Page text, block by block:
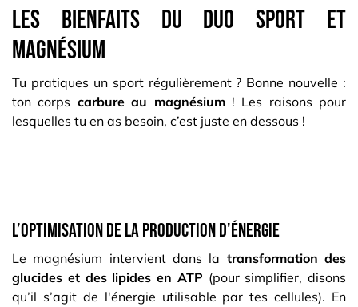
Les bienfaits du duo sport et
magnésium
Tu pratiques un sport régulièrement ? Bonne nouvelle :
ton corps carbure au magnésium! Les raisons pour
lesquelles tu en as besoin, c’est juste en dessous !
L’optimisation de la production d'énergie
Le magnésium intervient dans la transformation des
glucides et des lipides en ATP (pour simplifier, disons
qu’il s’agit de l'énergie utilisable par tes cellules). En